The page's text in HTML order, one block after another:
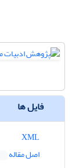
فایل ها
اصل مقاله